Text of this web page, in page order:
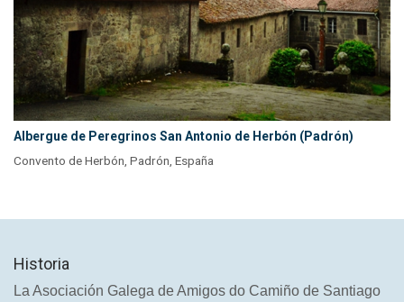
Albergue de Peregrinos San Antonio de Herbón (Padrón)
Convento de Herbón, Padrón, España
Historia
La Asociación Galega de Amigos do Camiño de Santiago